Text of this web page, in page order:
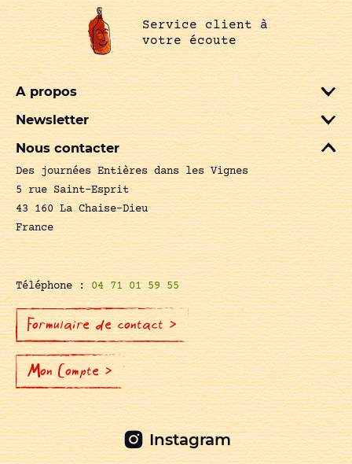
Service client à
votre écoute
A propos
Newsletter
Nous contacter
Des journées Entières dans les Vignes
5 rue Saint-Esprit
43 160 La Chaise-Dieu
France
Téléphone :04 71 01 59 55
Formulaire de contact >
Mon Compte >
Instagram